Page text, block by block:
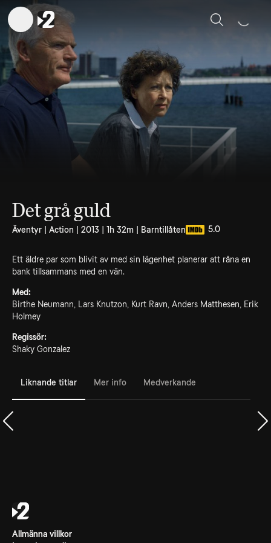
Sök
Det grå guld
Äventyr | Action | 2013 | 1h 32m | Barntillåten 5.0
Ett äldre par som blivit av med sin lägenhet planerar att råna en
bank tillsammans med en vän.
Med:
Birthe Neumann, Lars Knutzon, Kurt Ravn, Anders Matthesen, Erik
Holmey
Regissör:
Shaky Gonzalez
Liknande titlar Mer info Medverkande
Allmänna villkor